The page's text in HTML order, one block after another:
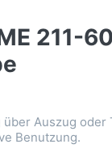
211-
Auszug oder
Benutzung.